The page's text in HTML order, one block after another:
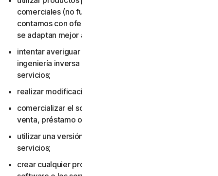
comerciales (no fueron diseñados para ese uso y
contamos con ofertas para pequeñas empresas que
se adaptan mejor al entorno laboral);
intentar averiguar el código fuente, incluso mediante
ingeniería inversa o descompilación del software o los
servicios;
realizar modificaciones en el software o los servicios;
comercializar el software o los servicios, incluidos su
venta, préstamo o alquiler;
utilizar una versión pirateada del software o los
servicios;
crear cualquier producto o servicio basado en el